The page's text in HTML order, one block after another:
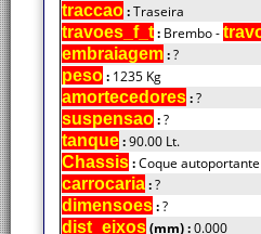
traccao:Traseira
travoes_f_t: Brembo -
embraiagem:?
peso: 1235 Kg
amortecedores:?
suspensao:?
tanque:90.00 Lt.
Chassis:Coque
carrocaria:?
dimensoes:?
dist_eixos(mm) :0.000